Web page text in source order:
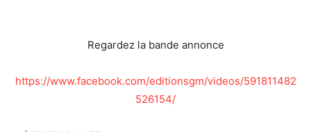
Regardez la bande annonce
https://www.facebook.com/editionsgm/videos/591811482
526154/